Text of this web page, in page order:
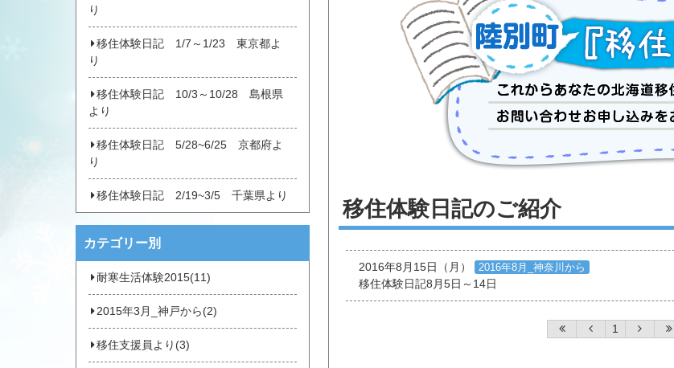
移住体験日記のご紹介
2016年8月15日（月）
2016年8月_神奈川から
移住体験日記8月5日～14日
1
り
移住体験日記 1/7～1/23 東京都よ
り
移住体験日記 10/3～10/28 島根県
より
移住体験日記 5/28~6/25 京都府よ
り
移住体験日記 2/19~3/5 千葉県より
カテゴリー別
耐寒生活体験2015(11)
2015年3月_神戸から(2)
移住支援員より(3)